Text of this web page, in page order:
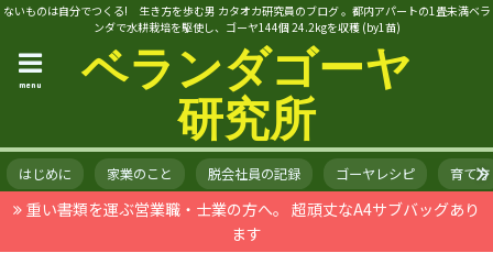
ないものは自分でつくる! 生き方を歩む男 カタオカ研究員のブログ 。都内アパートの1畳未満ベラ
ンダで水耕栽培を駆使し、ゴーヤ144個 24.2kgを収穫 (by1苗)
ベランダゴーヤ
研究所
menu
はじめに 家業のこと 脱会社員の記録 ゴーヤレシピ 育て方
重い書類を運ぶ営業職・士業の方へ。 超頑丈なA4サブバッグあり
ます